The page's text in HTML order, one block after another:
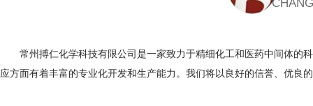
常州搏仁化学科技有限公司是一家致力于精细化工和医药中间体的
应方面有着丰富的专业化开发和生产能力。我们将以良好的信誉、优良